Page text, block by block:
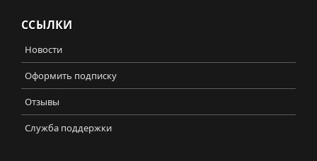
ССЫЛКИ
Новости
Оформить подписку
Отзывы
Служба поддержки